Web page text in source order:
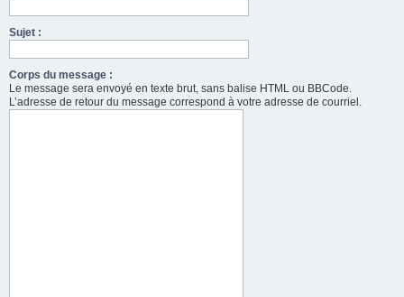
Sujet :
Corps du message :
Le message sera envoyé en texte brut, sans balise HTML ou BBCode.
L’adresse de retour du message correspond à votre adresse de courriel.